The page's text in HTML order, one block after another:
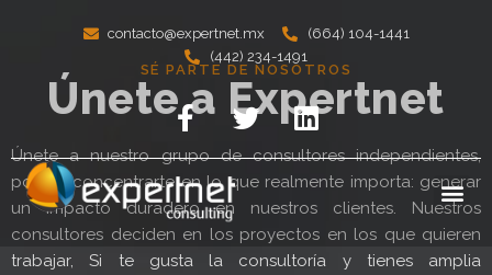
contacto@expertnet.mx
(664) 104-1441
(442) 234-1491
SÉ PARTE DE NOSOTROS
Únete a Expertnet
Únete a nuestro grupo de consultores independientes,
podrás concentrarte en lo que realmente importa: generar
un impacto duradero en nuestros clientes. Nuestros
consultores deciden en los proyectos en los que quieren
trabajar, Si te gusta la consultoría y tienes amplia